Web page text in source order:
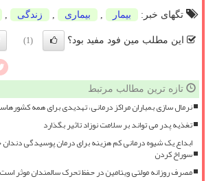
تگهای خبر:
بیمار بیماری زندگی
این مطلب مین فود مفید بود؟ (1)
تازه ترین مطالب مرتبط
نرمال سازی بمباران مراکز درمانی، تهدیدی برای همه
تغذیه پدر می تواند بر سلامت نوزاد تاثیر بگذارد
ابداع یک شیوه درمانی کم هزینه برای درمان پوسیدگی
سوراخ کردن
مصرف روزانه مولتی ویتامین در حفظ تحرک سالمندان موثر است